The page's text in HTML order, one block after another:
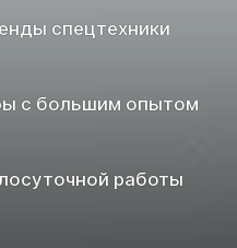
спецтехники
с большим опытом
работы